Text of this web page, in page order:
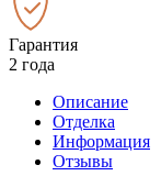
Гарантия
2 года
Описание
Отделка
Информация
Отзывы